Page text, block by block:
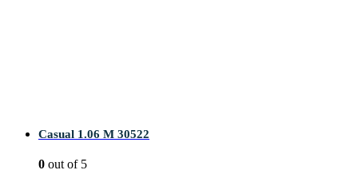
Casual 1.06 M 30522
0 out of 5